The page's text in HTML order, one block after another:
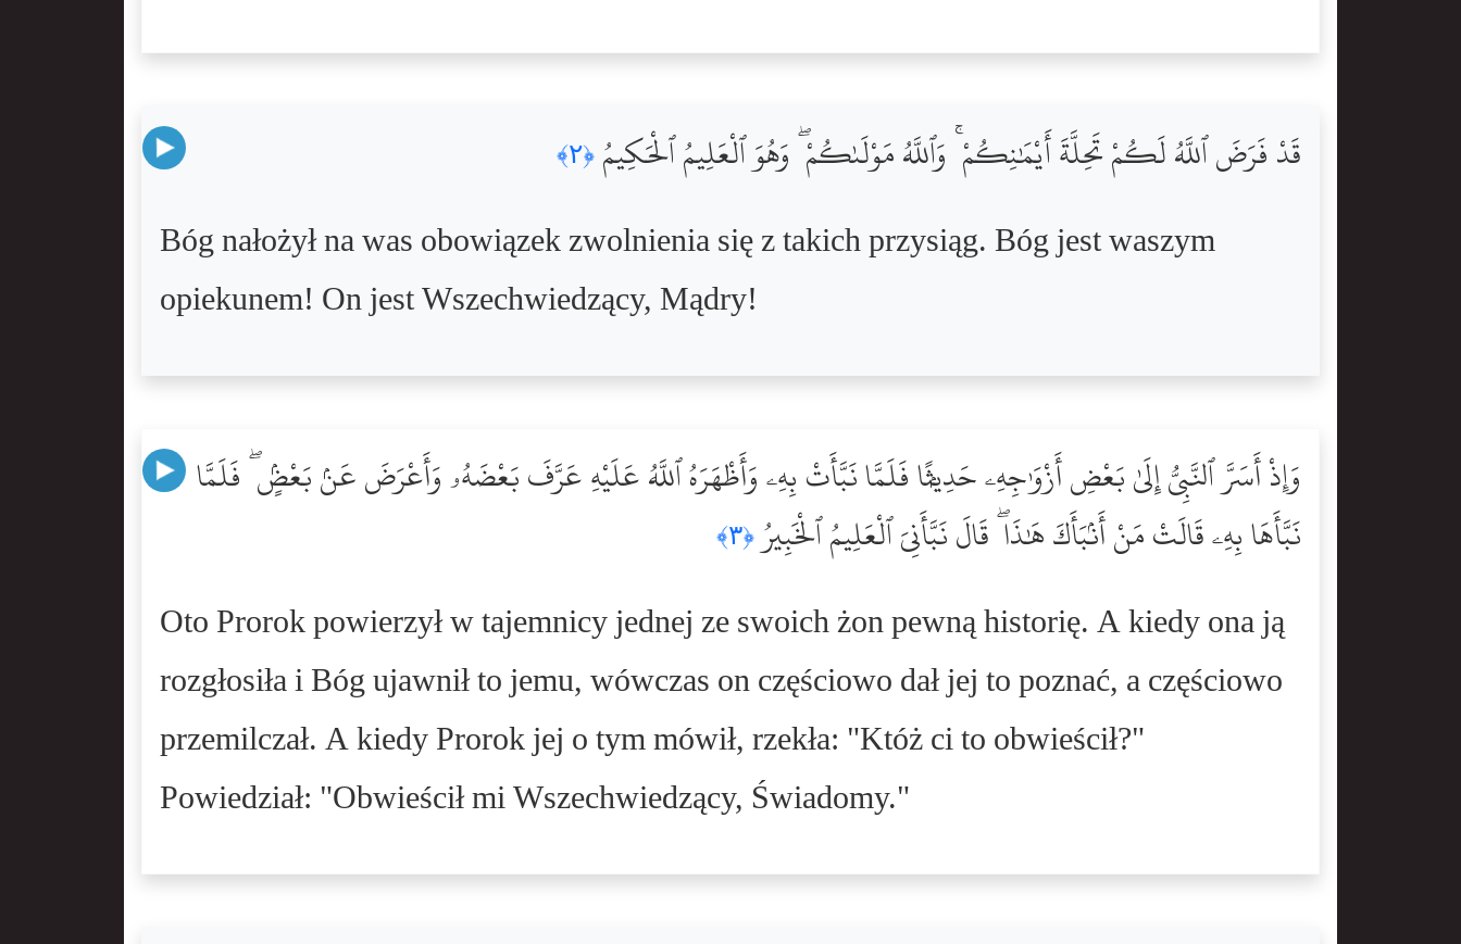
قَدْ فَرَضَ ٱللَّهُ لَكُمْ تَحِلَّةَ أَيْمَٰنِكُمْ ۚ وَٱللَّهُ مَوْلَىٰكُمْ ۖ وَهُوَ ٱلْعَلِيمُ ٱلْحَكِيمُ ﴿٢﴾
Bóg nałożył na was obowiązek zwolnienia się z takich przysiąg. Bóg jest waszym
opiekunem! On jest Wszechwiedzący, Mądry!
وَإِذْ أَسَرَّ ٱلنَّبِىُّ إِلَىٰ بَعْضِ أَزْوَٰجِهِۦ حَدِيثًۭا فَلَمَّا نَبَّأَتْ بِهِۦ وَأَظْهَرَهُ ٱللَّهُ عَلَيْهِ عَرَّفَ بَعْضَهُۥ وَأَعْرَضَ عَنۢ بَعْضٍۢ ۖ فَلَمَّا
نَبَّأَهَا بِهِۦ قَالَتْ مَنْ أَنۢبَأَكَ هَٰذَا ۖ قَالَ نَبَّأَنِىَ ٱلْعَلِيمُ ٱلْخَبِيرُ﴿٣﴾
Oto Prorok powierzył w tajemnicy jednej ze swoich żon pewną historię. A kiedy ona ją
rozgłosiła i Bóg ujawnił to jemu, wówczas on częściowo dał jej to poznać, a częściowo
przemilczał. A kiedy Prorok jej o tym mówił, rzekła: "Któż ci to obwieścił?"
Powiedział: "Obwieścił mi Wszechwiedzący, Świadomy."